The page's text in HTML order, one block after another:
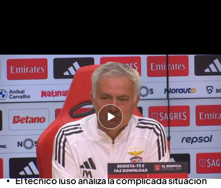
Mourinho defiende a Álvaro Arbeloa
ante Mbappé y le da un consejo en
el Madrid: "Me duele"
El técnico luso en sala de prensa ElDesmarque
Ángel Cotán
15 MAY 2026 - 11:35h.
El técnico luso analiza la complicada situación